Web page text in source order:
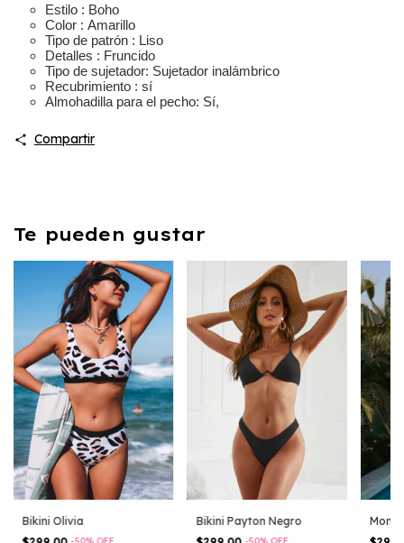
Estilo : Boho
Color : Amarillo
Tipo de patrón : Liso
Detalles : Fruncido
Tipo de sujetador: Sujetador inalámbrico
Recubrimiento : sí
Almohadilla para el pecho: Sí,
Compartir
Te pueden gustar
Bikini Olivia
Bikini Payton Negro